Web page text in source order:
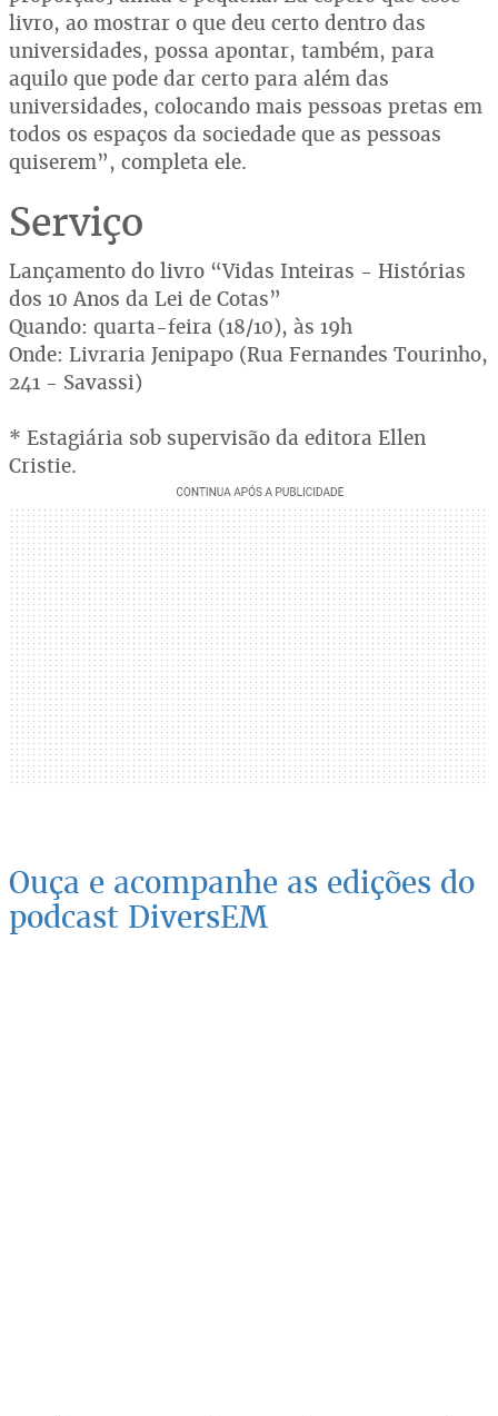
livro, ao mostrar o que deu certo dentro das
universidades, possa apontar, também, para
aquilo que pode dar certo para além das
universidades, colocando mais pessoas pretas em
todos os espaços da sociedade que as pessoas
quiserem”, completa ele.
Serviço
Lançamento do livro “Vidas Inteiras - Histórias
dos 10 Anos da Lei de Cotas”
Quando: quarta-feira (18/10), às 19h
Onde: Livraria Jenipapo (Rua Fernandes Tourinho,
241 - Savassi)
* Estagiária sob supervisão da editora Ellen
Cristie.
Ouça e acompanhe as edições do
podcast DiversEM